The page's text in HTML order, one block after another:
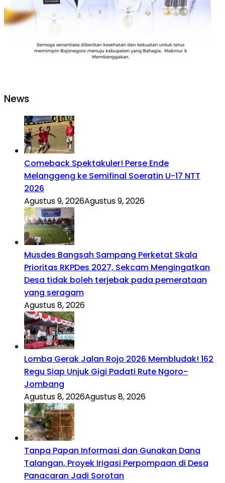
News
Comeback Spektakuler! Perse Ende
Melanggeng ke Semifinal Soeratin U-17 NTT
2026
Agustus 9, 2026Agustus 9, 2026
Musdes Bangsah Sampang Perketat Skala
Prioritas RKPDes 2027, Sekcam Mengingatkan
Desa tidak boleh terjebak pada pemerataan
yang seragam
Agustus 8, 2026
Lomba Gerak Jalan Rojo 2026 Membludak! 162
Regu Siap Unjuk Gigi Padati Rute Ngoro-
Jombang
Agustus 8, 2026Agustus 8, 2026
Tanpa Papan Informasi dan Gunakan Dana
Talangan, Proyek Irigasi Perpompaan di Desa
Panacaran Jadi Sorotan